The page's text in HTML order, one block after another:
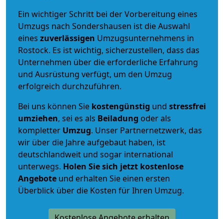
Ein wichtiger Schritt bei der Vorbereitung eines
Umzugs nach Sondershausen ist die Auswahl
eines zuverlässigen Umzugsunternehmens in
Rostock. Es ist wichtig, sicherzustellen, dass das
Unternehmen über die erforderliche Erfahrung
und Ausrüstung verfügt, um den Umzug
erfolgreich durchzuführen.
Bei uns können Sie kostengünstig und stressfrei
umziehen, sei es als Beiladung oder als
kompletter Umzug. Unser Partnernetzwerk, das
wir über die Jahre aufgebaut haben, ist
deutschlandweit und sogar international
unterwegs. Holen Sie sich jetzt kostenlose
Angebote und erhalten Sie einen ersten
Überblick über die Kosten für Ihren Umzug.